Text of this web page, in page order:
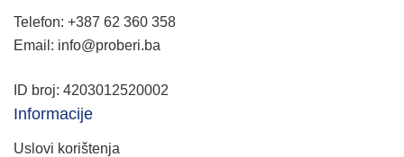
Telefon: +387 62 360 358
Email: info@proberi.ba
ID broj: 4203012520002
Informacije
Uslovi korištenja